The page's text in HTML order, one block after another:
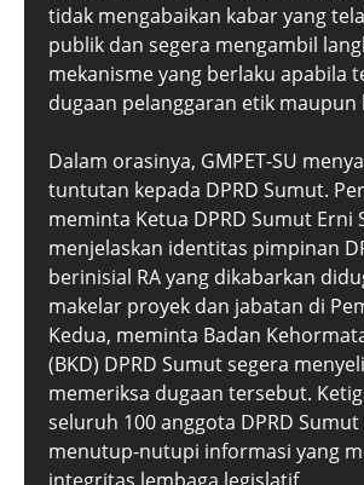
tidak mengabaikan kabar yang
publik dan segera mengambil
mekanisme yang berlaku apabila
dugaan pelanggaran etik maupun
Dalam orasinya, GMPET-SU
tuntutan kepada DPRD Sumut.
meminta Ketua DPRD Sumut Erni
menjelaskan identitas pimpinan
berinisial RA yang dikabarkan
makelar proyek dan jabatan di
Kedua, meminta Badan
(BKD) DPRD Sumut segera
memeriksa dugaan tersebut.
seluruh 100 anggota DPRD
menutup-nutupi informasi yang